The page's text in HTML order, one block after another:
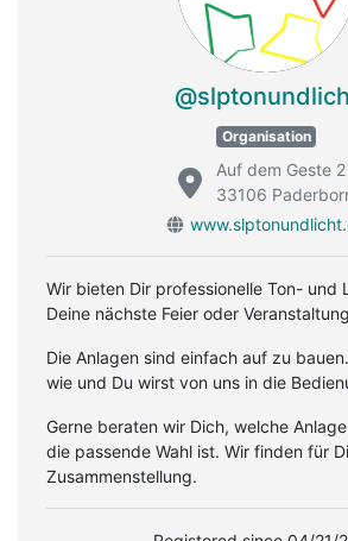
Organisation
Auf dem Geste 2
33106
Wir bieten Dir professionelle Ton- und
Deine nächste Feier oder
Die Anlagen sind einfach auf zu
wie und Du wirst von uns in die
Gerne beraten wir Dich, welche
die passende Wahl ist. Wir finden für
Zusammenstellung.